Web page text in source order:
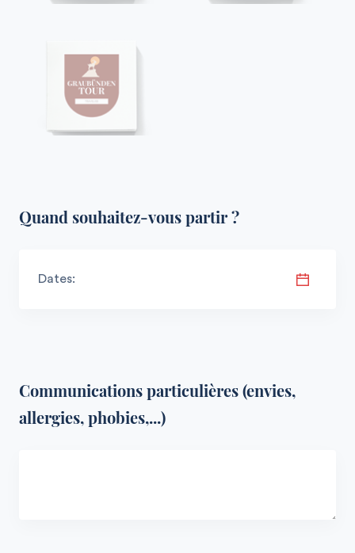
Quand souhaitez-vous partir ?
Dates:
Communications particulières (envies,
allergies, phobies,...)